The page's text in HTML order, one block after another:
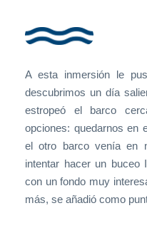
A esta inmersión le
descubrimos un día
estropeó el barco
opciones: quedarnos en
el otro barco venía en
intentar hacer un buceo
con un fondo muy
más, se añadió como